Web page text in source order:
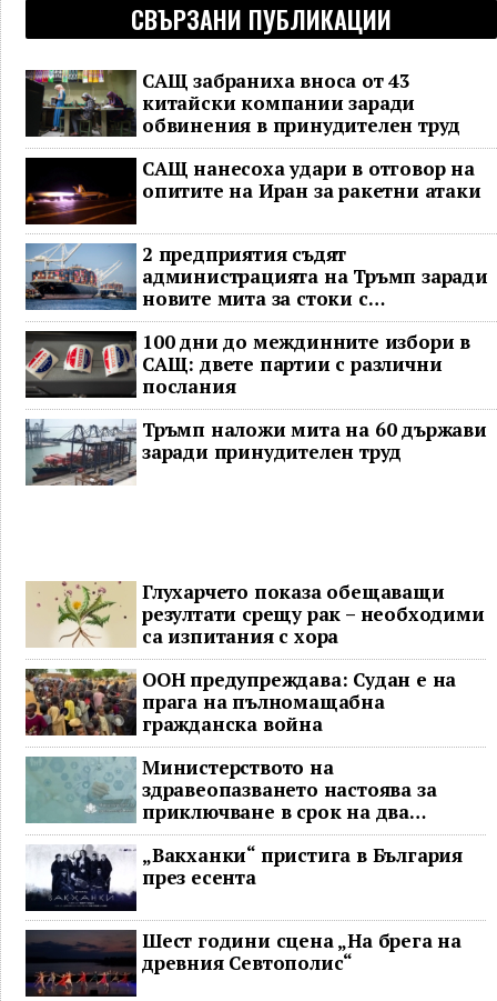
СВЪРЗАНИ ПУБЛИКАЦИИ
САЩ забраниха вноса от 43
китайски компании заради
обвинения в принудителен труд
САЩ нанесоха удари в отговор на
опитите на Иран за ракетни атаки
2 предприятия съдят
администрацията на Тръмп заради
новите мита за стоки с
принудителен труд
100 дни до междинните избори в
САЩ: двете партии с различни
послания
Тръмп наложи мита на 60 държави
заради принудителен труд
Глухарчето показа обещаващи
резултати срещу рак – необходими
са изпитания с хора
ООН предупреждава: Судан е на
прага на пълномащабна
гражданска война
Министерството на
здравеопазването настоява за
приключване в срок на два
ключови строителни проекта
„Вакханки“ пристига в България
през есента
Шест години сцена „На брега на
древния Севтополис“